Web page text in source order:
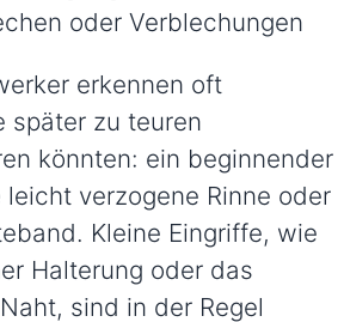
oder Verblechungen
erkennen oft
später zu teuren
könnten: ein beginnender
leicht verzogene Rinne oder
Kleine Eingriffe, wie
Halterung oder das
sind in der Regel